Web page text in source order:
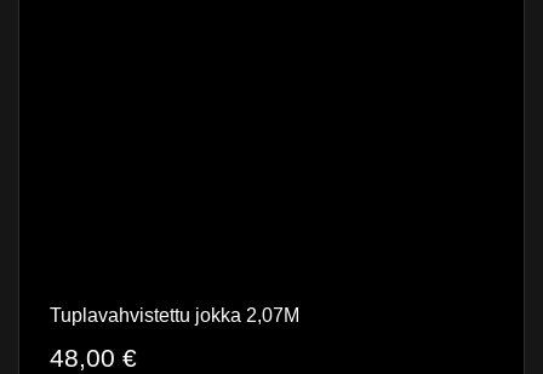
Tuplavahvistettu jokka 2,07M
48,00 €